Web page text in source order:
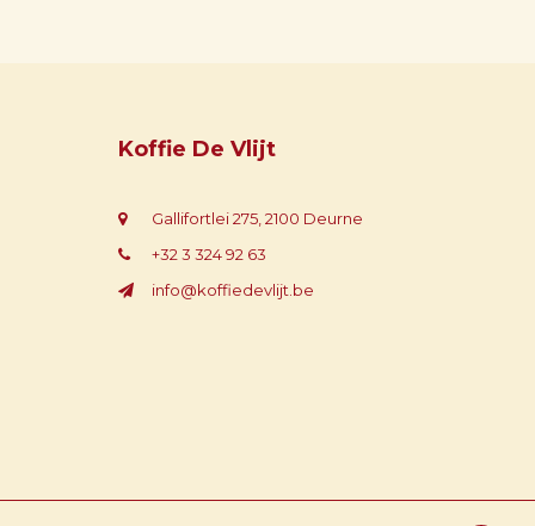
Koffie De Vlijt
Gallifortlei 275, 2100 Deurne
+32 3 324 92 63
info@koffiedevlijt.be